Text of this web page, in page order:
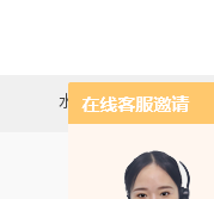
水泥负压筛